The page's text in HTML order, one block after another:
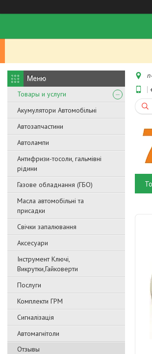
Товары и услуги
Акумулятори Автомобільні
Автозапчастини
Автолампи
Антифризи-тосоли, гальмівні
рідини
Газове обладнання (ГБО)
Масла автомобільні та
присадки
Свічки запалювання
Аксесуари
Інструмент Ключі,
Викрутки,Гайковерти
Послуги
Комплекти ГРМ
Сигналізація
Автомагнітоли
Отзывы